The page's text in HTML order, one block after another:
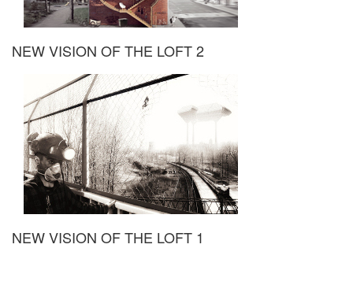
NEW VISION OF THE LOFT 2
NEW VISION OF THE LOFT 1